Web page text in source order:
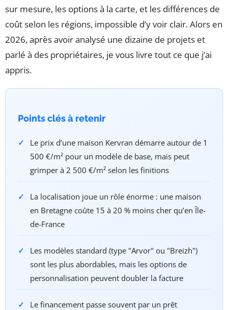
sur mesure, les options à la carte, et les différences de
coût selon les régions, impossible d’y voir clair. Alors en
2026, après avoir analysé une dizaine de projets et
parlé à des propriétaires, je vous livre tout ce que j’ai
appris.
Points clés à retenir
Le prix d’une maison Kervran démarre autour de 1
500 €/m² pour un modèle de base, mais peut
grimper à 2 500 €/m² selon les finitions
La localisation joue un rôle énorme : une maison
en Bretagne coûte 15 à 20 % moins cher qu’en Île-
de-France
Les modèles standard (type "Arvor" ou "Breizh")
sont les plus abordables, mais les options de
personnalisation peuvent doubler la facture
Le financement passe souvent par un prêt